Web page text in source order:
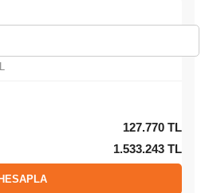
127.770 TL
1.533.243 TL